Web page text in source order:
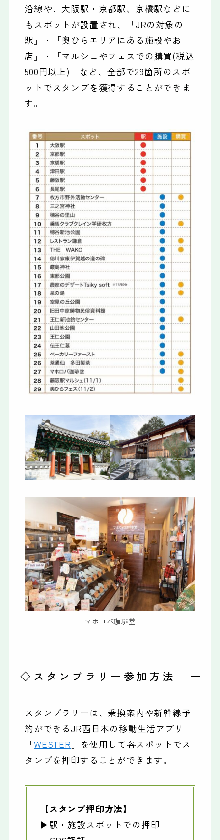
沿線や、大阪駅・京都駅、京橋駅などに
もスポットが設置され、「JRの対象の
駅」・「奥ひらエリアにある施設やお
店」・「マルシェやフェスでの購買(税込
500円以上)」など、全部で29箇所のスポ
ットでスタンプを獲得することができま
す。
マホロバ珈琲堂
◇スタンプラリー参加方法
スタンプラリーは、乗換案内や新幹線予
約ができるJR西日本の移動生活アプリ
「WESTER 」を使用して各スポットでス
タンプを押印することができます。
【スタンプ押印方法】
▶駅・施設スポットでの押印